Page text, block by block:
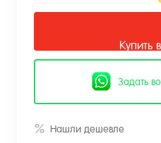
Купить
Задать
Нашли дешевле